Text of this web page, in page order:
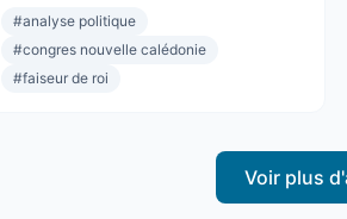
celui qui penche et fait basculer.
Depuis 2019, la formule était connue :
#analyse politique
#congres nouvelle calédonie
#faiseur de roi
Voir plus